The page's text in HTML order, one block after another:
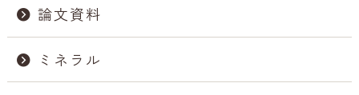
論文資料
ミネラル